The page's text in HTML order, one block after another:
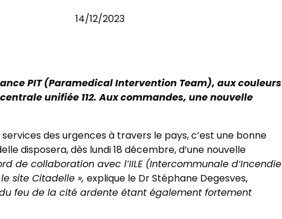
14/12/2023
PIT (Paramedical Intervention Team), aux couleurs
unifiée 112. Aux commandes, une nouvelle
des urgences à travers le pays, c’est une bonne
disposera, dès lundi 18 décembre, d’une nouvelle
de collaboration avec l’IILE (Intercommunale d’Incendie
site Citadelle », explique le Dr Stéphane Degesves,
feu de la cité ardente étant également fortement